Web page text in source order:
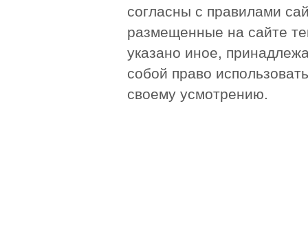
согласны с правилами
размещенные на сайте
указано иное,
собой право
своему усмотрению.